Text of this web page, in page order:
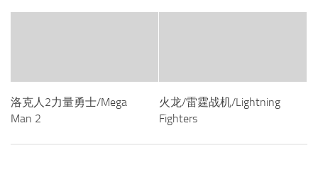
洛克人2力量勇士/Mega
Man 2
火龙/雷霆战机/Lightning
Fighters